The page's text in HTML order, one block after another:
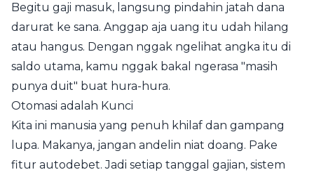
Begitu gaji masuk, langsung pindahin jatah dana
darurat ke sana. Anggap aja uang itu udah hilang
atau hangus. Dengan nggak ngelihat angka itu di
saldo utama, kamu nggak bakal ngerasa "masih
punya duit" buat hura-hura.
Otomasi adalah Kunci
Kita ini manusia yang penuh khilaf dan gampang
lupa. Makanya, jangan andelin niat doang. Pake
fitur autodebet. Jadi setiap tanggal gajian, sistem